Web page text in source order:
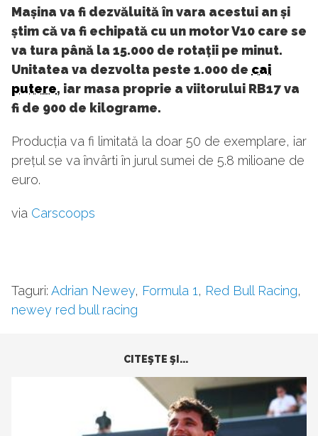
Mașina va fi dezvăluită în vara acestui an și
știm că va fi echipată cu un motor V10 care se
va tura până la 15.000 de rotații pe minut.
Unitatea va dezvolta peste 1.000 de cai
putere, iar masa proprie a viitorului RB17 va
fi de 900 de kilograme.
Producția va fi limitată la doar 50 de exemplare, iar
prețul se va învârti în jurul sumei de 5.8 milioane de
euro.
via Carscoops
Taguri: Adrian Newey, Formula 1, Red Bull Racing,
newey red bull racing
CITEŞTE ŞI...